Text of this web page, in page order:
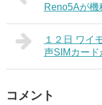
Reno5Aが機
１２日 ワイ
声SIMカー
コメント